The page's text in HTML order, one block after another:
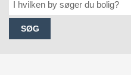
SØG